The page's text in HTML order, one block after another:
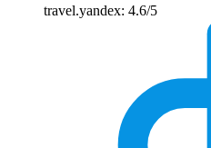
travel.yandex: 4.6/5